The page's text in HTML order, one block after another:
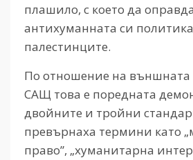
плашило, с което да
антихуманната си
палестинците.
По отношение на външната
САЩ това е поредната
двойните и тройни
превърнаха термини като
право”, „хуманитарна